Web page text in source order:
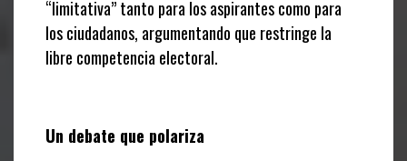
“limitativa” tanto para los aspirantes como para
los ciudadanos, argumentando que restringe la
libre competencia electoral.
Un debate que polariza